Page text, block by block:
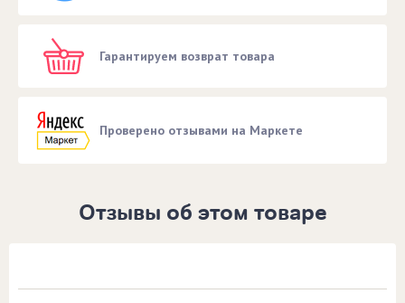
Гарантируем возврат товара
Проверено отзывами на Маркете
Отзывы об этом товаре